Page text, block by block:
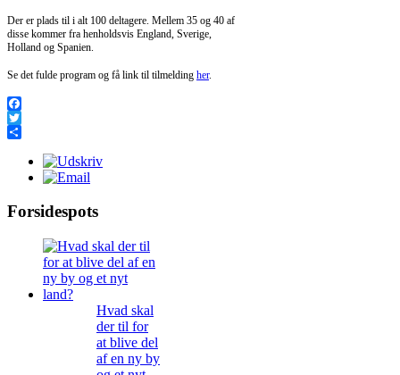
Der er plads til i alt 100 deltagere. Mellem 35 og 40 af
disse kommer fra henholdsvis England, Sverige,
Holland og Spanien.
Se det fulde program og få link til tilmelding her.
Facebook
Twitter
Forsidespots
Hvad skal
der til for
at blive del
af en ny by